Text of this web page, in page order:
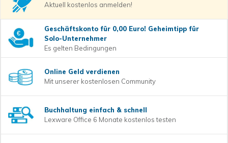
Aktuell kostenlos anmelden!
Geschäftskonto für 0,00 Euro! Geheimtipp für
Solo-Unternehmer
Es gelten Bedingungen
Online Geld verdienen
Mit unserer kostenlosen Community
Buchhaltung einfach & schnell
Lexware Office 6 Monate kostenlos testen